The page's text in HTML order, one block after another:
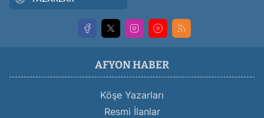
AFYON HABER
Köşe Yazarları
Resmi İlanlar